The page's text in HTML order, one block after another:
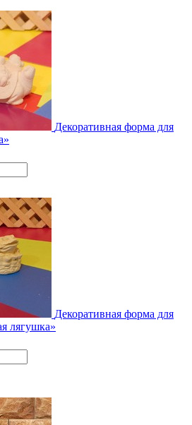
Декоративная форма для
Декоративная форма для
лягушка»